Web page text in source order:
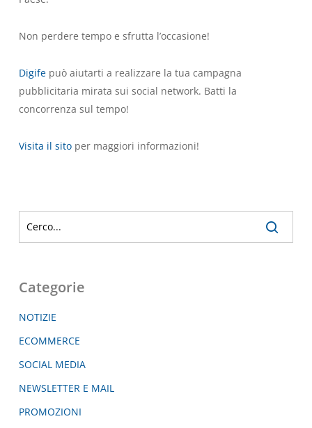
Non perdere tempo e sfrutta l’occasione!
Digifepuò aiutarti a realizzare la tua campagna
pubblicitaria mirata sui social network. Batti la
concorrenza sul tempo!
Visita il sitoper maggiori informazioni!
Categorie
NOTIZIE
ECOMMERCE
SOCIAL MEDIA
NEWSLETTER E MAIL
PROMOZIONI